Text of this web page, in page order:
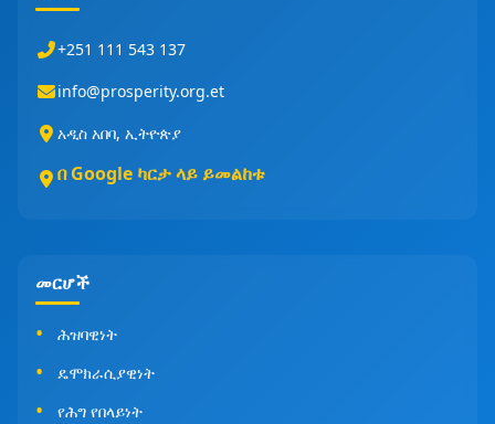
+251 111 543 137
info@prosperity.org.et
አዲስ አበባ, ኢትዮጵያ
በ Google ካርታ ላይ ይመልከቱ
መርሆች
ሕዝባዊነት
ዴሞክራሲያዊነት
የሕግ የበላይነት